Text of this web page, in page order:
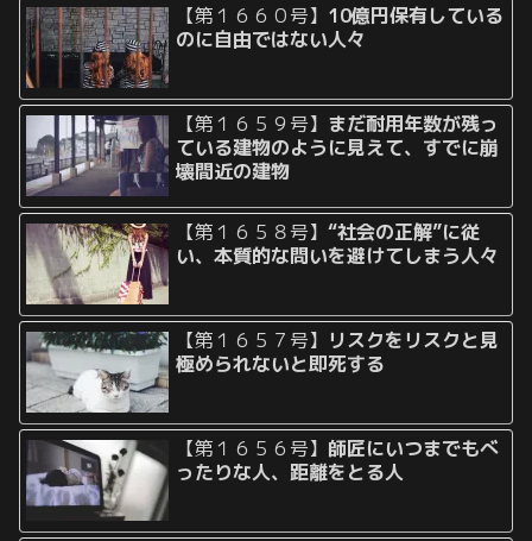
【第１６６０号】 10億円保有している
のに自由ではない人々
【第１６５９号】 まだ耐用年数が残っ
ている建物のように見えて、すでに崩
壊間近の建物
【第１６５８号】“社会の正解”に従
い、本質的な問いを避けてしまう人々
【第１６５７号】 リスクをリスクと見
極められないと即死する
【第１６５６号】 師匠にいつまでもべ
ったりな人、距離をとる人